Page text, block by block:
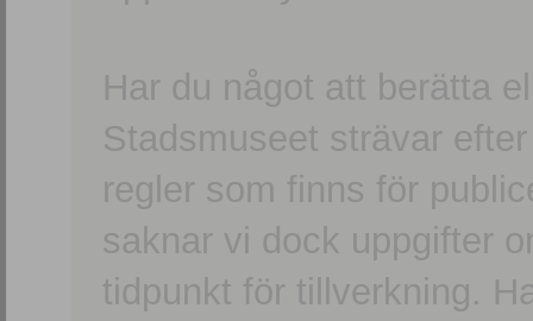
Har du något att berätta
Stadsmuseet strävar
regler som finns för
saknar vi dock uppgifter
tidpunkt för tillverkning.